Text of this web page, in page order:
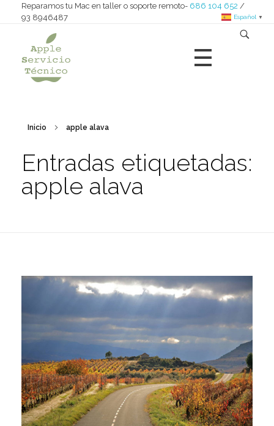
Reparamos tu Mac en taller o soporte remoto- 686 104 652 /
93 8946487
Inicio apple alava
Entradas etiquetadas:
apple alava
Español ▼